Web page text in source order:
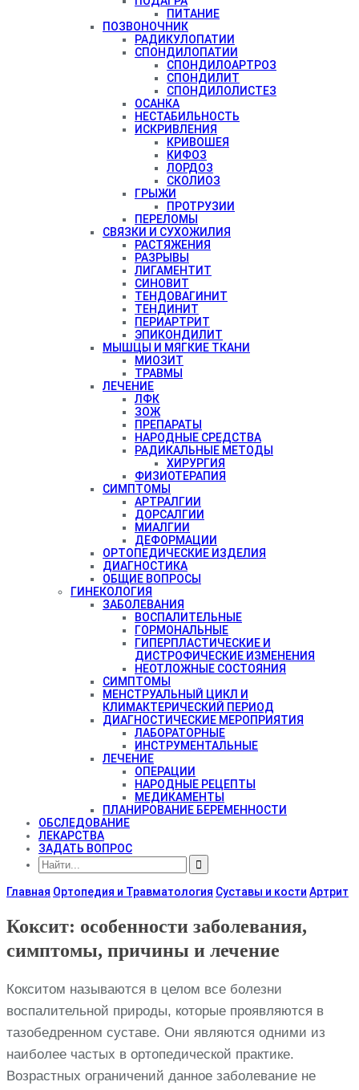
ПИТАНИЕ
ПОЗВОНОЧНИК
РАДИКУЛОПАТИИ
СПОНДИЛОПАТИИ
СПОНДИЛОАРТРОЗ
СПОНДИЛИТ
СПОНДИЛОЛИСТЕЗ
ОСАНКА
НЕСТАБИЛЬНОСТЬ
ИСКРИВЛЕНИЯ
КРИВОШЕЯ
КИФОЗ
ЛОРДОЗ
СКОЛИОЗ
ГРЫЖИ
ПРОТРУЗИИ
ПЕРЕЛОМЫ
СВЯЗКИ И СУХОЖИЛИЯ
РАСТЯЖЕНИЯ
РАЗРЫВЫ
ЛИГАМЕНТИТ
СИНОВИТ
ТЕНДОВАГИНИТ
ТЕНДИНИТ
ПЕРИАРТРИТ
ЭПИКОНДИЛИТ
МЫШЦЫ И МЯГКИЕ ТКАНИ
МИОЗИТ
ТРАВМЫ
ЛЕЧЕНИЕ
ЛФК
ЗОЖ
ПРЕПАРАТЫ
НАРОДНЫЕ СРЕДСТВА
РАДИКАЛЬНЫЕ МЕТОДЫ
ХИРУРГИЯ
ФИЗИОТЕРАПИЯ
СИМПТОМЫ
АРТРАЛГИИ
ДОРСАЛГИИ
МИАЛГИИ
ДЕФОРМАЦИИ
ОРТОПЕДИЧЕСКИЕ ИЗДЕЛИЯ
ДИАГНОСТИКА
ОБЩИЕ ВОПРОСЫ
ГИНЕКОЛОГИЯ
ЗАБОЛЕВАНИЯ
ВОСПАЛИТЕЛЬНЫЕ
ГОРМОНАЛЬНЫЕ
ГИПЕРПЛАСТИЧЕСКИЕ И
ДИСТРОФИЧЕСКИЕ ИЗМЕНЕНИЯ
НЕОТЛОЖНЫЕ СОСТОЯНИЯ
СИМПТОМЫ
МЕНСТРУАЛЬНЫЙ ЦИКЛ И
КЛИМАКТЕРИЧЕСКИЙ ПЕРИОД
ДИАГНОСТИЧЕСКИЕ МЕРОПРИЯТИЯ
ЛАБОРАТОРНЫЕ
ИНСТРУМЕНТАЛЬНЫЕ
ЛЕЧЕНИЕ
ОПЕРАЦИИ
НАРОДНЫЕ РЕЦЕПТЫ
МЕДИКАМЕНТЫ
ПЛАНИРОВАНИЕ БЕРЕМЕННОСТИ
ОБСЛЕДОВАНИЕ
ЛЕКАРСТВА
ЗАДАТЬ ВОПРОС
Главная Ортопедия и Травматология Суставы и кости Артрит
Коксит: особенности заболевания,
симптомы, причины и лечение
Кокситом называются в целом все болезни
воспалительной природы, которые проявляются в
тазобедренном суставе. Они являются одними из
наиболее частых в ортопедической практике.
Возрастных ограничений данное заболевание не